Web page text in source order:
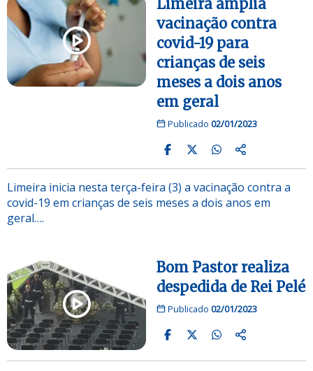
Limeira amplia
vacinação contra
covid-19 para
crianças de seis
meses a dois anos
em geral
Publicado 02/01/2023
Limeira inicia nesta terça-feira (3) a vacinação contra a
covid-19 em crianças de seis meses a dois anos em
geral….
Bom Pastor realiza
despedida de Rei Pelé
Publicado 02/01/2023